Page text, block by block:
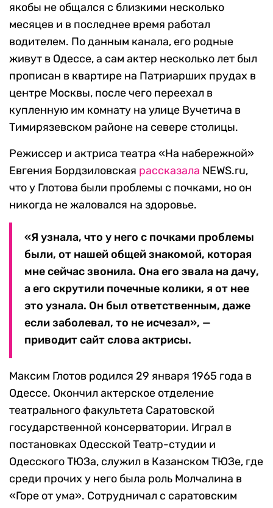
якобы не общался с близкими несколько
месяцев и в последнее время работал
водителем. По данным канала, его родные
живут в Одессе, а сам актер несколько лет был
прописан в квартире на Патриарших прудах в
центре Москвы, после чего переехал в
купленную им комнату на улице Вучетича в
Тимирязевском районе на севере столицы.
Режиссер и актриса театра «На набережной»
Евгения Бордзиловская рассказала NEWS.ru,
что у Глотова были проблемы с почками, но он
никогда не жаловался на здоровье.
«Я узнала, что у него с почками проблемы
были, от нашей общей знакомой, которая
мне сейчас звонила. Она его звала на дачу,
а его скрутили почечные колики, я от нее
это узнала. Он был ответственным, даже
если заболевал, то не исчезал», —
приводит сайт слова актрисы.
Максим Глотов родился 29 января 1965 года в
Одессе. Окончил актерское отделение
театрального факультета Саратовской
государственной консерватории. Играл в
постановках Одесской Театр-студии и
Одесского ТЮЗа, служил в Казанском ТЮЗе, где
среди прочих у него была роль Молчалина в
«Горе от ума». Сотрудничал с саратовским